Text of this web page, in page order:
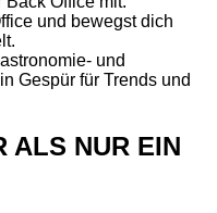
und bewegst dich
und
Gespür für Trends und
ALS NUR EIN